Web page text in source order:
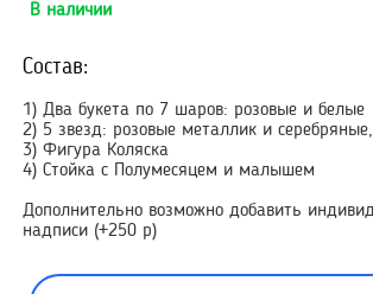
В наличии
Состав:
1) Два букета по 7 шаров: розовые и белые
2) 5 звезд: розовые металлик и
3) Фигура Коляска
4) Стойка с Полумесяцем и малышем
Дополнительно возможно добавить
надписи (+250 р)